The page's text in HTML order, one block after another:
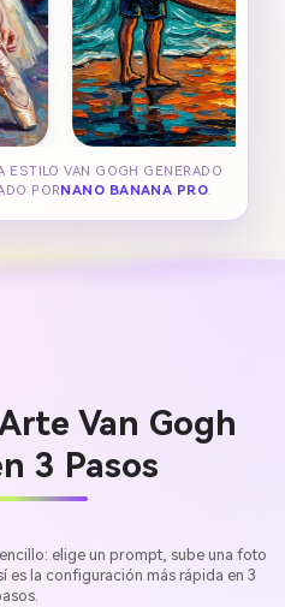
ESTILO VAN GOGH GENERADO
PORNANO BANANA PRO.
Van Gogh
3 Pasos
elige un prompt, sube una foto
es la configuración más rápida en 3